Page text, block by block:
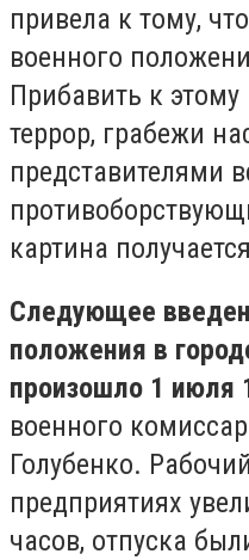
привела к тому,
военного
Прибавить к
террор, грабежи
представителями
картина
Следующее
положения в
произошло 1 июля
военного
Голубенко.
предприятиях
часов, отпуска